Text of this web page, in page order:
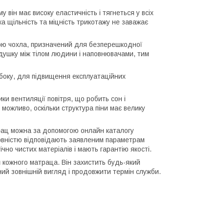
має високу еластичність і тягнеться у всіх
та міцність трикотажу не заважає
чохла, призначений для безперешкодної
між тілом людини і наповнювачами, тим
для підвищення експлуатаційних
вентиляції повітря, що робить сон і
оскільки структура піни має велику
можна за допомогою онлайн каталогу
відповідають заявленим параметрам
чистих матеріалів і мають гарантію якості.
матраца. Він захистить будь-який
зовнішній вигляд і продовжити термін служби.